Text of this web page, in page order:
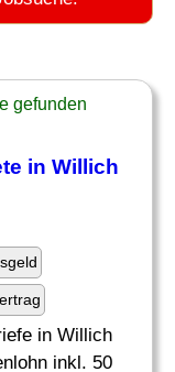
gefunden
in Willich
in Willich
inkl. 50